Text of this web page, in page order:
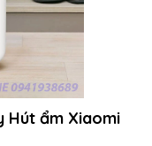
Hút ẩm Xiaomi